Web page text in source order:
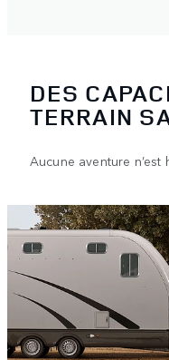
DES
TERRAIN
Aucune aventure